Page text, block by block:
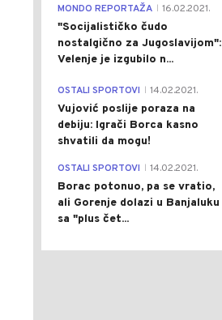
MONDO REPORTAŽA 16.02.2021.
"Socijalističko čudo
nostalgično za Jugoslavijom":
Velenje je izgubilo n...
OSTALI SPORTOVI 14.02.2021.
Vujović poslije poraza na
debiju: Igrači Borca kasno
shvatili da mogu!
OSTALI SPORTOVI 14.02.2021.
Borac potonuo, pa se vratio,
ali Gorenje dolazi u Banjaluku
sa "plus čet...